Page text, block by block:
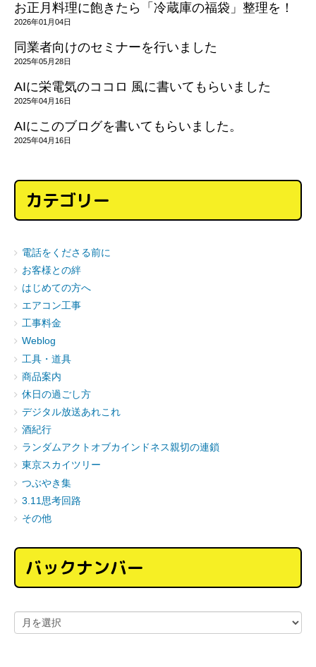
お正月料理に飽きたら「冷蔵庫の福袋」整理を！
2026年01月04日
同業者向けのセミナーを行いました
2025年05月28日
AIに栄電気のココロ 風に書いてもらいました
2025年04月16日
AIにこのブログを書いてもらいました。
2025年04月16日
カテゴリー
電話をくださる前に
お客様との絆
はじめての方へ
エアコン工事
工事料金
Weblog
工具・道具
商品案内
休日の過ごし方
デジタル放送あれこれ
酒紀行
ランダムアクトオブカインドネス親切の連鎖
東京スカイツリー
つぶやき集
3.11思考回路
その他
バックナンバー